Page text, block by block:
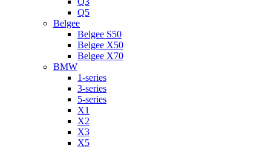
Q5
Belgee
Belgee S50
Belgee X50
Belgee X70
BMW
1-series
3-series
5-series
X1
X2
X3
X5